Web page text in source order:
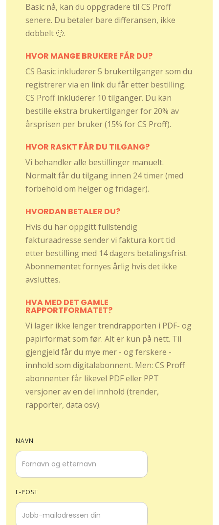
Basic nå, kan du oppgradere til CS Proff
senere. Du betaler bare differansen, ikke
dobbelt 🙂.
HVOR MANGE BRUKERE FÅR DU?
CS Basic inkluderer 5 brukertilganger som du
registrerer via en link du får etter bestilling.
CS Proff inkluderer 10 tilganger. Du kan
bestille ekstra brukertilganger for 20% av
årsprisen per bruker (15% for CS Proff).
HVOR RASKT FÅR DU TILGANG?
Vi behandler alle bestillinger manuelt.
Normalt får du tilgang innen 24 timer (med
forbehold om helger og fridager).
HVORDAN BETALER DU?
Hvis du har oppgitt fullstendig
fakturaadresse sender vi faktura kort tid
etter bestilling med 14 dagers betalingsfrist.
Abonnementet fornyes årlig hvis det ikke
avsluttes.
HVA MED DET GAMLE
RAPPORTFORMATET?
Vi lager ikke lenger trendrapporten i PDF- og
papirformat som før. Alt er kun på nett. Til
gjengjeld får du mye mer - og ferskere -
innhold som digitalabonnent. Men: CS Proff
abonnenter får likevel PDF eller PPT
versjoner av en del innhold (trender,
rapporter, data osv).
NAVN
E-POST